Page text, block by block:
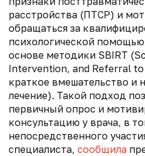
расстройства (ПТСР) и
обращаться за
психологической
основе методики SBIRT
Intervention, and Referral
краткое вмешательство и
лечение). Такой подход
первичный опрос и
консультацию у врача, в
непосредственного
специалиста, сообщила